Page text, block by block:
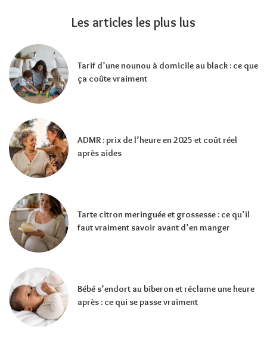
Les articles les plus lus
Tarif d’une nounou à domicile au black : ce que
ça coûte vraiment
ADMR : prix de l’heure en 2025 et coût réel
après aides
Tarte citron meringuée et grossesse : ce qu’il
faut vraiment savoir avant d’en manger
Bébé s’endort au biberon et réclame une heure
après : ce qui se passe vraiment